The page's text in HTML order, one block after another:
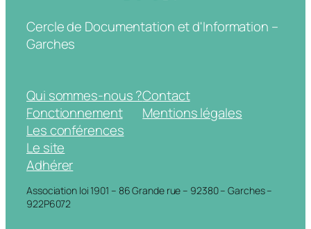
Cercle de Documentation et d'Information –
Garches
Qui sommes-nous ?
Fonctionnement
Les conférences
Le site
Adhérer
Contact
Mentions légales
Association loi 1901 – 86 Grande rue – 92380 – Garches –
922P6072